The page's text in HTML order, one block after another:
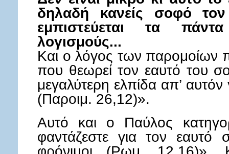
δηλαδή κανείς σοφό
εμπιστεύεται τα
λογισμούς...
Και ο λόγος των παρομοίων
που θεωρεί τον εαυτό του
μεγαλύτερη ελπίδα απ’
(Παροιμ. 26,12)».
Αυτό και ο Παύλος
φαντάζεστε για τον εαυτό